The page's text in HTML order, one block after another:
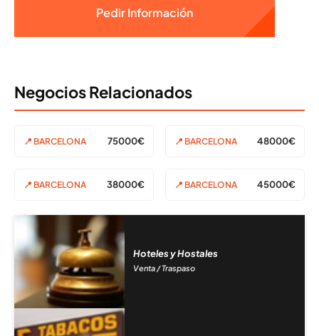
Pedir Información
Negocios Relacionados
📍 BARCELONA 75000€ 📍 BARCELONA 48000€
📍 BARCELONA 38000€ 📍 BARCELONA 45000€
Hoteles y Hostales
Venta / Traspaso